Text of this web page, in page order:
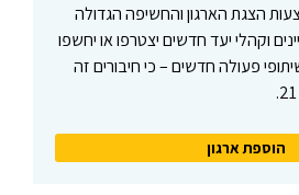
הצגת הארגון והחשיפה הגדולה
וקהלי יעד חדשים יצטרפו או יחשפו
פעולה חדשים – כי חיבורים זה
הוספת ארגון